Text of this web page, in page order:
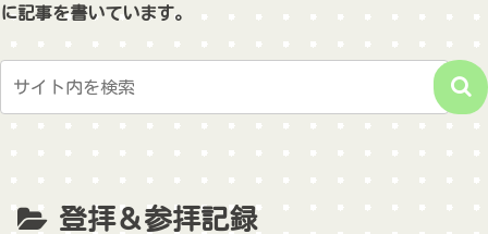
に記事を書いています。
登拝＆参拝記録